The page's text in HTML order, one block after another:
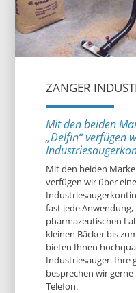
ZANGER
Mit den beiden
„Delfin“ verfügen
Mit den beiden
verfügen wir über
fast jede
pharmazeutischen
kleinen Bäcker bis
bieten Ihnen
Industriesauger. Ihre
besprechen wir
Telefon.